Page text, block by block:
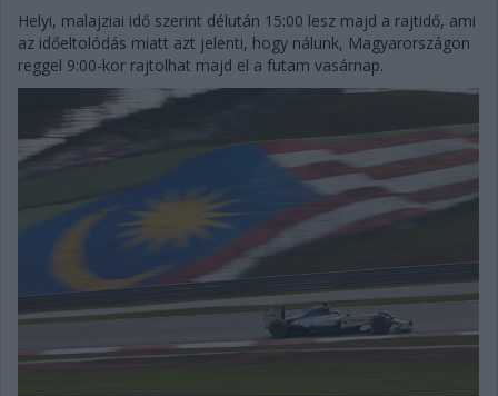
Helyi, malajziai idő szerint délután 15:00 lesz majd a rajtidő, ami
az időeltolódás miatt azt jelenti, hogy nálunk, Magyarországon
reggel 9:00-kor rajtolhat majd el a futam vasárnap.